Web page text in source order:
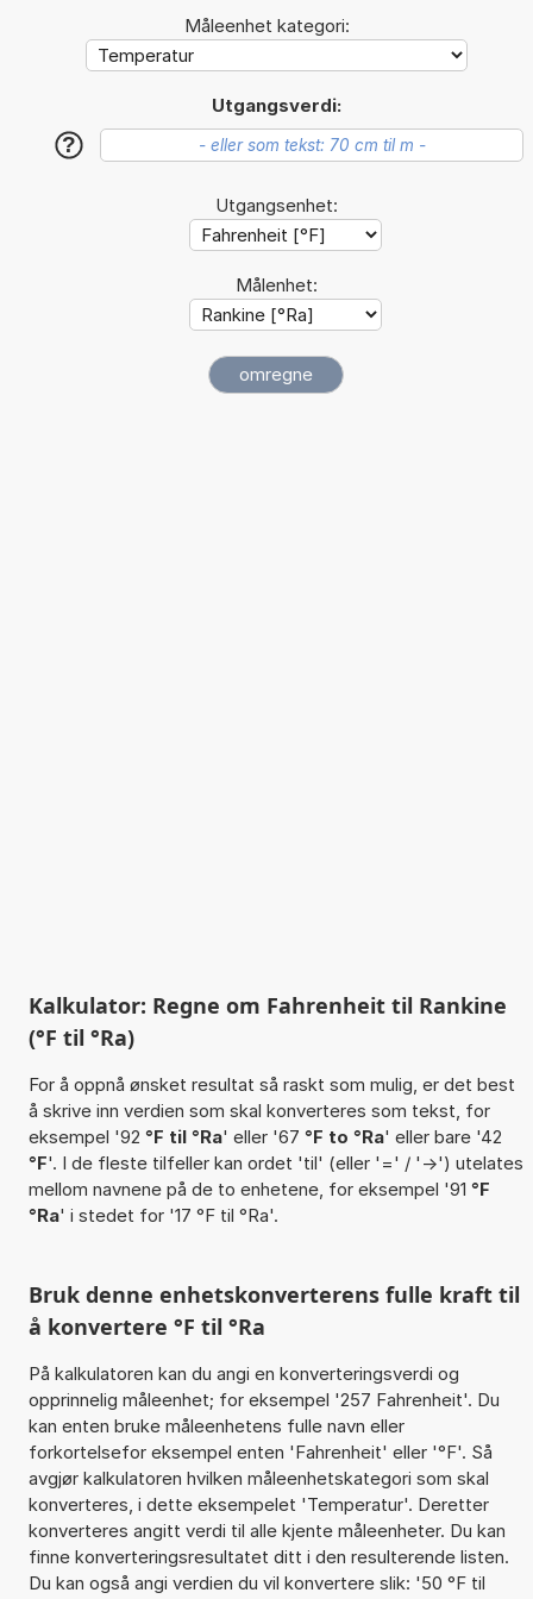
Måleenhet kategori:
Utgangsverdi:
?
Utgangsenhet:
Målenhet:
Kalkulator: Regne om Fahrenheit til Rankine
(°F til °Ra)
For å oppnå ønsket resultat så raskt som mulig, er det best
å skrive inn verdien som skal konverteres som tekst, for
eksempel '92 °F til °Ra' eller '67 °F to °Ra' eller bare '42
°F'. I de fleste tilfeller kan ordet 'til' (eller '=' / '->') utelates
mellom navnene på de to enhetene, for eksempel '91 °F
°Ra' i stedet for '17 °F til °Ra'.
Bruk denne enhetskonverterens fulle kraft til
å konvertere °F til °Ra
På kalkulatoren kan du angi en konverteringsverdi og
opprinnelig måleenhet; for eksempel '257 Fahrenheit'. Du
kan enten bruke måleenhetens fulle navn eller
forkortelsefor eksempel enten 'Fahrenheit' eller '°F'. Så
avgjør kalkulatoren hvilken måleenhetskategori som skal
konverteres, i dette eksempelet 'Temperatur'. Deretter
konverteres angitt verdi til alle kjente måleenheter. Du kan
finne konverteringsresultatet ditt i den resulterende listen.
Du kan også angi verdien du vil konvertere slik: '50 °F til